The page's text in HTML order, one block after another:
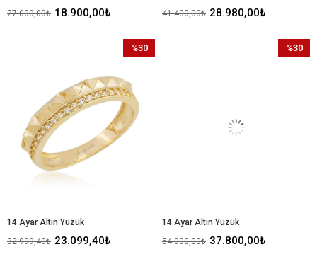
18.900,00₺
27.000,00₺ 28.980,00₺
41.400,00₺
14 Ayar Altın Yüzük
23.099,40₺
32.999,40₺
%30
%30İndirim
14 Ayar Altın Yüzük
37.800,00₺
54.000,00₺
%30